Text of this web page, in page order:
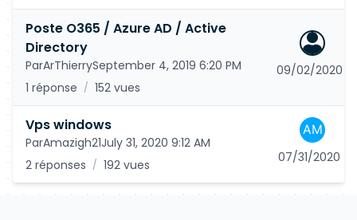
Poste O365 / Azure AD / Active
Directory
ParArThierrySeptember 4, 2019 6:20 PM
1 réponse / 152 vues
09/02/2020
Vps windows
ParAmazigh21July 31, 2020 9:12 AM
2 réponses / 192 vues 07/31/2020